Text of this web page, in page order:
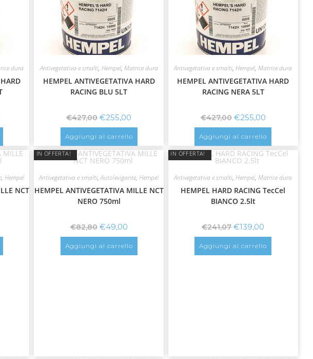
dura Antivegetativa e smalti, Hempel, Matrice dura
HEMPEL ANTIVEGETATIVA HARD
RACING BLU 5LT
€427,00 €255,00
Aggiungi al carrello
Antivegetativa e smalti,Hempel,Matrice dura
HEMPEL ANTIVEGETATIVA HARD
RACING NERA 5LT
€427,00 €255,00
Aggiungi al carrello
,Hempel
NCT
IN OFFERTA!
Antivegetativa e smalti,Autolevigante,Hempel
HEMPEL ANTIVEGETATIVA MILLE NCT
NERO 750ml
€82,80 €49,00
Aggiungi al carrello
IN OFFERTA!
Antivegetativa e smalti,Hempel,Matrice dura
HEMPEL HARD RACING TecCel
BIANCO 2.5lt
€241,07 €139,00
Aggiungi al carrello